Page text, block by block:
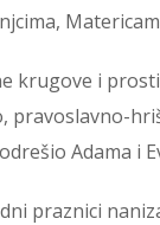
krugove i
Adama i
praznici